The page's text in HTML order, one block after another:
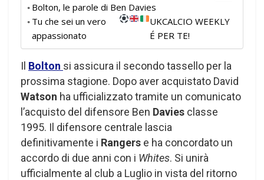
Bolton, le parole di Ben Davies
Tu che sei un vero
appassionato
UKCALCIO WEEKLY
É PER TE!
Il Bolton si assicura il secondo tassello per la
prossima stagione. Dopo aver acquistato David
Watson ha ufficializzato tramite un comunicato
l’acquisto del difensore Ben Davies classe
1995. Il difensore centrale lascia
definitivamente i Rangers e ha concordato un
accordo di due anni con i Whites. Si unirà
ufficialmente al club a Luglio in vista del ritorno